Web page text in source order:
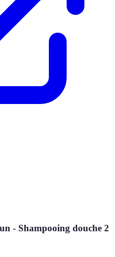
- Shampooing douche 2